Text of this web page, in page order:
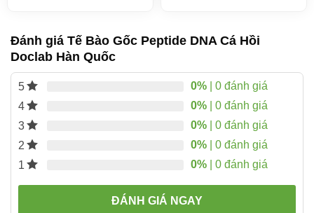
Đánh giá Tế Bào Gốc Peptide DNA Cá Hồi
Doclab Hàn Quốc
5 0% | 0 đánh giá
4
0% | 0 đánh giá
3
0% | 0 đánh giá
2
0% | 0 đánh giá
1
0% | 0 đánh giá
ĐÁNH GIÁ NGAY